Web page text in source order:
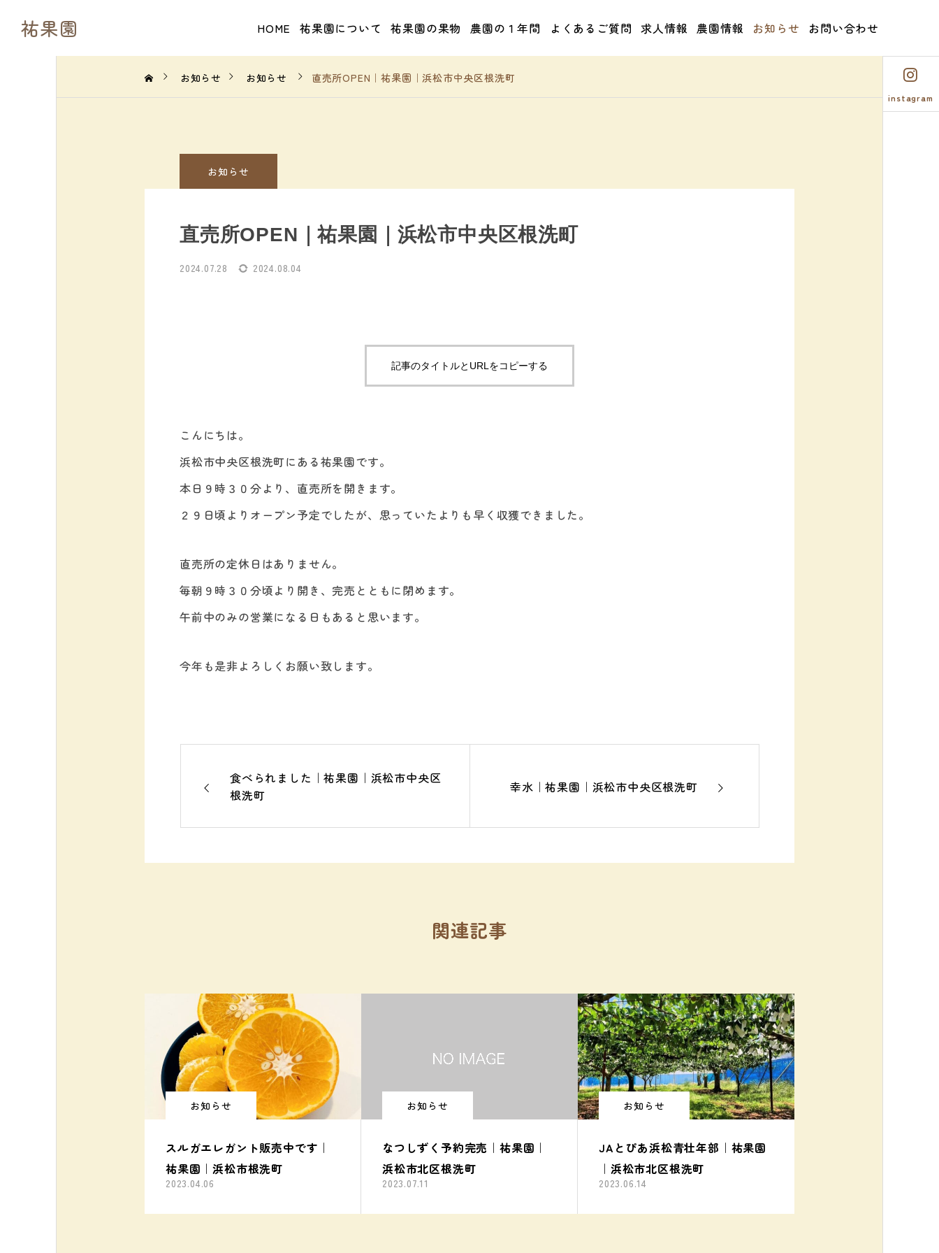
祐果園 HOME 祐果園について 祐果園の果物 農園の１年間 よくあるご質問 求人情報 農園情報 お知らせ お問い合わせ
instagram
お知らせ お知らせ 直売所OPEN｜祐果園｜浜松市中央区根洗町
お知らせ
直売所OPEN｜祐果園｜浜松市中央区根洗町
2024.07.28 2024.08.04
記事のタイトルとURLをコピーする
こんにちは。
浜松市中央区根洗町にある祐果園です。
本日９時３０分より、直売所を開きます。
２９日頃よりオープン予定でしたが、思っていたよりも早く収獲できました。
直売所の定休日はありません。
毎朝９時３０分頃より開き、完売とともに閉めます。
午前中のみの営業になる日もあると思います。
今年も是非よろしくお願い致します。
食べられました｜祐果園｜浜松市中央区
根洗町
幸水｜祐果園｜浜松市中央区根洗町
関連記事
お知らせ
スルガエレガント販売中です｜
祐果園｜浜松市根洗町
2023.04.06
お知らせ
なつしずく予約完売｜祐果園｜
浜松市北区根洗町
2023.07.11
お知らせ
JAとぴあ浜松青壮年部｜祐果園
｜浜松市北区根洗町
2023.06.14